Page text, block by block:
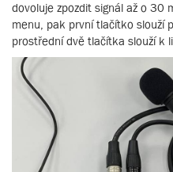
dovoluje zpozdit signál až o 30
menu, pak první tlačítko slouží
prostřední dvě tlačítka slouží k